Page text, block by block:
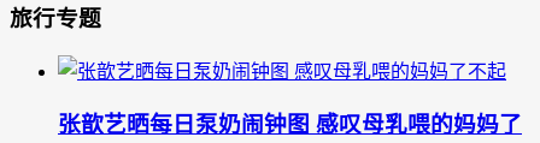
旅行专题
张歆艺晒每日泵奶闹钟图 感叹母乳喂的妈妈了